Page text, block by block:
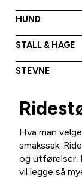
HUND
STALL & HAGE
STEVNE
Hva man
smakssak.
og utførelser.
vil legge så